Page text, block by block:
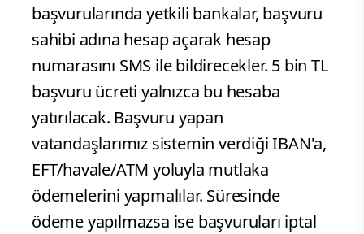
başvurularında yetkili bankalar, başvuru
sahibi adına hesap açarak hesap
numarasını SMS ile bildirecekler. 5 bin TL
başvuru ücreti yalnızca bu hesaba
yatırılacak. Başvuru yapan
vatandaşlarımız sistemin verdiği IBAN'a,
EFT/havale/ATM yoluyla mutlaka
ödemelerini yapmalılar. Süresinde
ödeme yapılmazsa ise başvuruları iptal